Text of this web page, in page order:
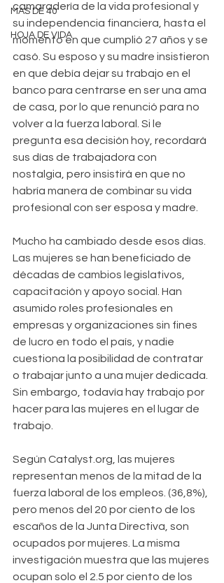
MAS DE 40
HOJA DE VIDA
camaradería de la vida profesional y
su independencia financiera, hasta el
momento en que cumplió 27 años y se
casó. Su esposo y su madre insistieron
en que debía dejar su trabajo en el
banco para centrarse en ser una ama
de casa, por lo que renunció para no
volver a la fuerza laboral. Si le
pregunta esa decisión hoy, recordará
sus días de trabajadora con
nostalgia, pero insistirá en que no
habría manera de combinar su vida
profesional con ser esposa y madre.
Mucho ha cambiado desde esos días.
Las mujeres se han beneficiado de
décadas de cambios legislativos,
capacitación y apoyo social. Han
asumido roles profesionales en
empresas y organizaciones sin fines
de lucro en todo el país, y nadie
cuestiona la posibilidad de contratar
o trabajar junto a una mujer dedicada.
Sin embargo, todavía hay trabajo por
hacer para las mujeres en el lugar de
trabajo.
Según Catalyst.org, las mujeres
representan menos de la mitad de la
fuerza laboral de los empleos. (36,8%),
pero menos del 20 por ciento de los
escaños de la Junta Directiva, son
ocupados por mujeres. La misma
investigación muestra que las mujeres
ocupan solo el 2.5 por ciento de los